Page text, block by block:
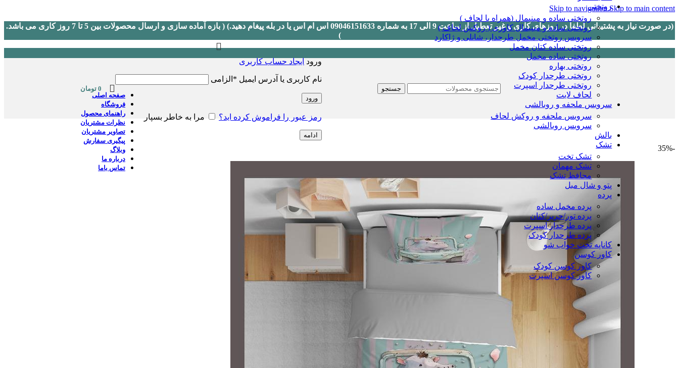
Skip to navigationSkip to main content
(در صورت نیاز به پشتیبانی لطفا در روزهای کاری و غیر تعطیل از ساعت 9 الی 17 به شماره 09046151633 اس ام اس یا در بله پیغام دهید.) ( بازه آماده سازی و ارسال محصولات بین 5 تا 7 روز کاری می باشد.
)
جستجو
ورود ایجاد حساب کاربری
نام کاربری یا آدرس ایمیل * الزامی
ورود
رمز عبور را فراموش کرده اید؟ مرا به خاطر بسپار
ادامه
0 تومان
روتختی
روتختی ساده و مینیمال (همراه با لحاف )
روتختی ساده و مینیمال کاوری ( روکش لحاف )
سرویس روتختی مخمل طرحدار، شانلی و ژاکارد
روتختی ساده کتان مخمل
روتختی ساده مخمل
روتختی بهاره
روتختی طرحدار کودک
روتختی طرحدار اسپرت
لحاف لایت
سرویس ملحفه و روبالشی
سرویس ملحفه و روکش لحاف
سرویس روبالشی
بالش
تشک
تشک تخت
تشک مهمان
محافظ تشک
پتو و شال مبل
پرده
پرده مخمل ساده
پرده تور/حریر/کتان
پرده طرحدار اسپرت
پرده طرحدار کودک
کاناپه تخت خواب شو
کاور کوسن
کاور کوسن کودک
کاور کوسن اسپرت
صفحه اصلی
فروشگاه
راهنمای محصول
نظرات مشتریان
تصاویر مشتریان
پیگیری سفارش
وبلاگ
درباره ما
تماس باما
-35%